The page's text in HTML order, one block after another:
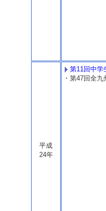
平成
24年
第11回中学
・第47回全